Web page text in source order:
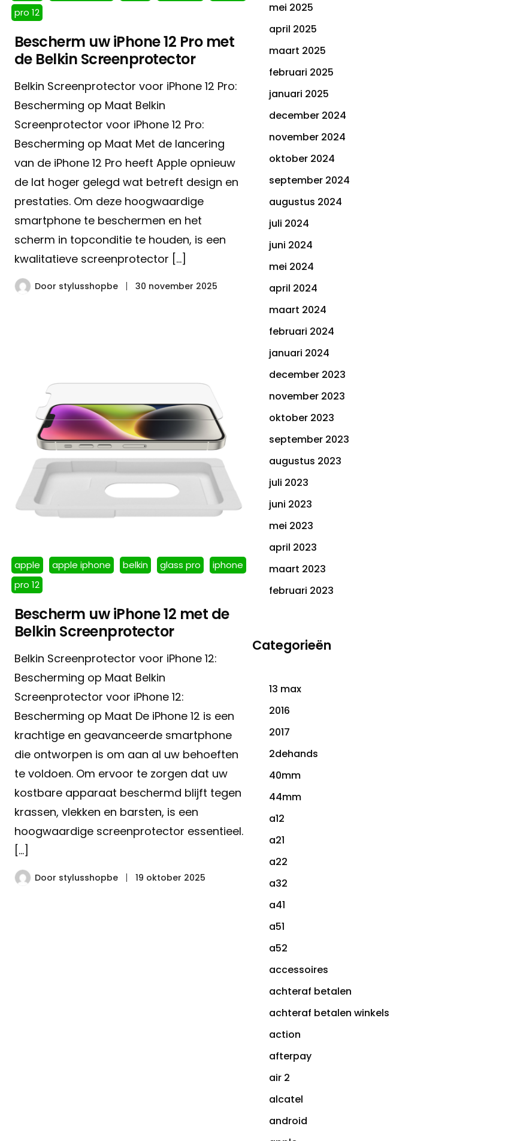
pro 12
Bescherm uw iPhone 12 Pro met
de Belkin Screenprotector
Belkin Screenprotector voor iPhone 12 Pro:
Bescherming op Maat Belkin
Screenprotector voor iPhone 12 Pro:
Bescherming op Maat Met de lancering
van de iPhone 12 Pro heeft Apple opnieuw
de lat hoger gelegd wat betreft design en
prestaties. Om deze hoogwaardige
smartphone te beschermen en het
scherm in topconditie te houden, is een
kwalitatieve screenprotector […]
Door stylusshopbe 30 november 2025
apple apple iphone belkin glass pro
iphone
pro 12
Bescherm uw iPhone 12 met de
Belkin Screenprotector
Belkin Screenprotector voor iPhone 12:
Bescherming op Maat Belkin
Screenprotector voor iPhone 12:
Bescherming op Maat De iPhone 12 is een
krachtige en geavanceerde smartphone
die ontworpen is om aan al uw behoeften
te voldoen. Om ervoor te zorgen dat uw
kostbare apparaat beschermd blijft tegen
krassen, vlekken en barsten, is een
hoogwaardige screenprotector essentieel.
[…]
Door stylusshopbe 19 oktober 2025
mei 2025
april 2025
maart 2025
februari 2025
januari 2025
december 2024
november 2024
oktober 2024
september 2024
augustus 2024
juli 2024
juni 2024
mei 2024
april 2024
maart 2024
februari 2024
januari 2024
december 2023
november 2023
oktober 2023
september 2023
augustus 2023
juli 2023
juni 2023
mei 2023
april 2023
maart 2023
februari 2023
Categorieën
13 max
2016
2017
2dehands
40mm
44mm
a12
a21
a22
a32
a41
a51
a52
accessoires
achteraf betalen
achteraf betalen winkels
action
afterpay
air 2
alcatel
android